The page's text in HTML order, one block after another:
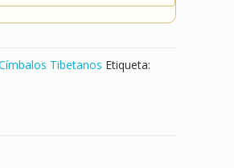
Tibetanos Etiqueta: